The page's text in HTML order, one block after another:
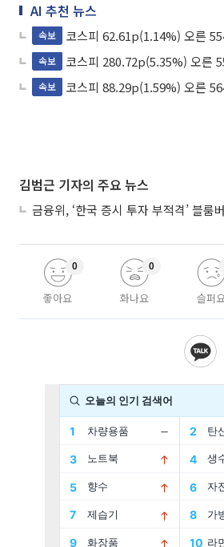
AI 추천 뉴스
속보 코스피 62.61p(1.14%) 오른
속보 코스피 280.72p(5.35%) 오른
속보 코스피 88.29p(1.59%) 오른
김범근 기자의 주요 뉴스
좋아요
0
화나요
0
슬퍼